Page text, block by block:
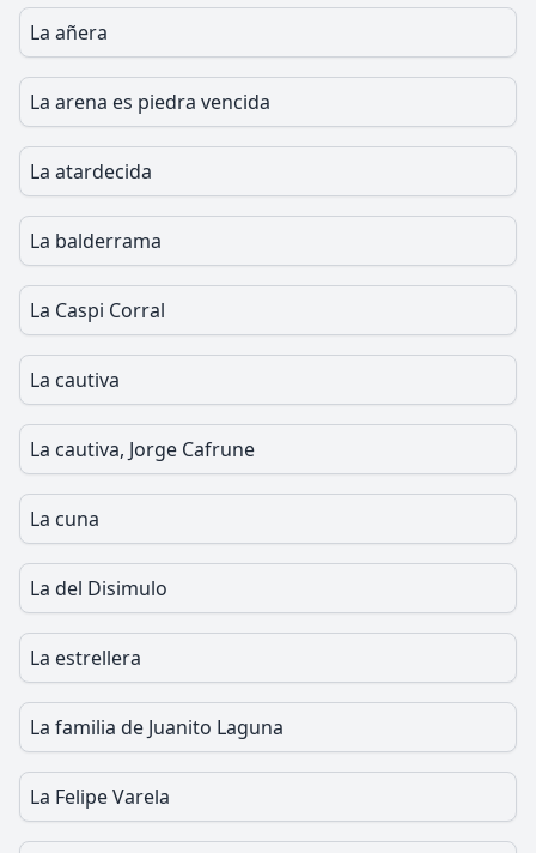
La añera
La arena es piedra vencida
La atardecida
La balderrama
La Caspi Corral
La cautiva
La cautiva, Jorge Cafrune
La cuna
La del Disimulo
La estrellera
La familia de Juanito Laguna
La Felipe Varela